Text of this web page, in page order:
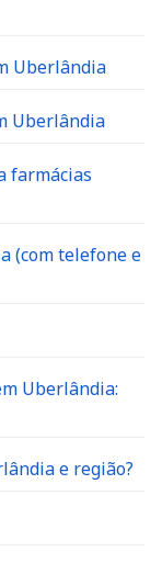
Uberlândia
Uberlândia
farmácias
(com telefone e
Uberlândia:
e região?